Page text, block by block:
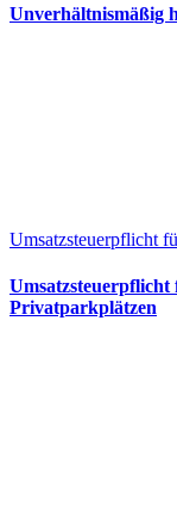
Unverhältnismäßig
Umsatzsteuerpflicht
Privatparkplätzen